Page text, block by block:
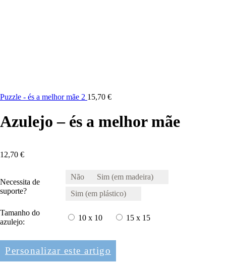
Puzzle - és a melhor mãe 2 15,70 €
Azulejo – és a melhor mãe
12,70 €
Necessita de
suporte?
Não
Sim (em madeira)
Sim (em plástico)
Tamanho do
azulejo:
10 x 10 15 x 15
Personalizar este artigo